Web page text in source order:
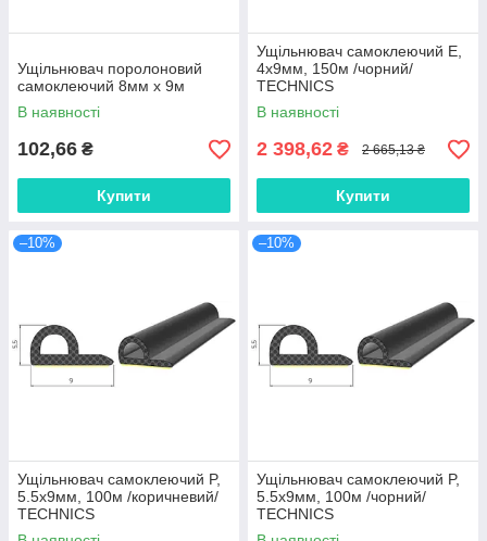
Ущільнювач поролоновий
самоклеючий 8мм х 9м
В наявності
102,66 ₴
Купити
Ущільнювач самоклеючий E,
4х9мм, 150м /чорний/
TECHNICS
В наявності
2 398,62 ₴ 2 665,13 ₴
Купити
–10%
Ущільнювач самоклеючий P,
5.5х9мм, 100м /коричневий/
TECHNICS
–10%
Ущільнювач самоклеючий P,
5.5х9мм, 100м /чорний/
TECHNICS